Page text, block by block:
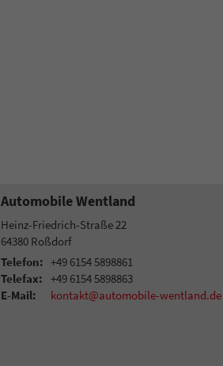
Automobile Wentland
Heinz-Friedrich-Straße 22
64380 Roßdorf
Telefon: +49 6154 5898861
Telefax: +49 6154 5898863
E-Mail:
kontakt@automobile-wentland.de